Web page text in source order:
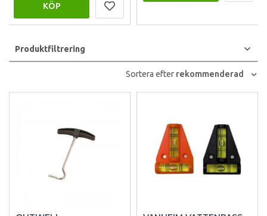
KÖP
Produktfiltrering
Sortera efter rekommenderad